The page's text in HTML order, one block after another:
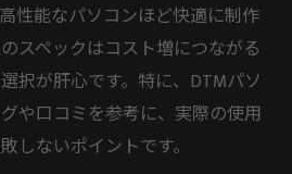
性能なパソコンほど快適に制作
スペックはコスト増につながる
択が肝心です。特に、DTMパソ
や口コミを参考に、実際の使用
しないポイントです。